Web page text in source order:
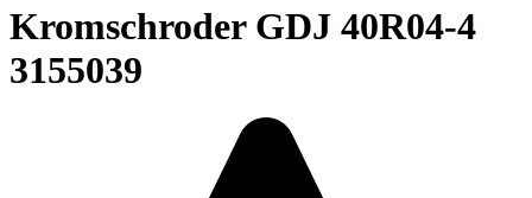
Kromschroder GDJ 40R04-4
3155039